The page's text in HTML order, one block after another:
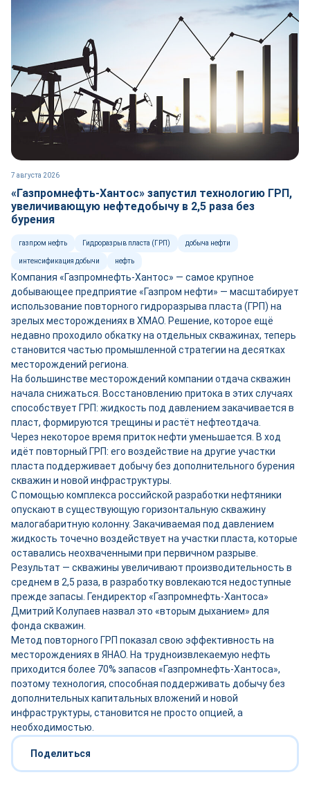
7 августа 2026
«Газпромнефть-Хантос» запустил технологию ГРП,
увеличивающую нефтедобычу в 2,5 раза без
бурения
газпром нефть Гидроразрыв пласта (ГРП) добыча нефти
интенсификация добычи нефть
Компания «Газпромнефть-Хантос» — самое крупное
добывающее предприятие «Газпром нефти» — масштабирует
использование повторного гидроразрыва пласта (ГРП) на
зрелых месторождениях в ХМАО. Решение, которое ещё
недавно проходило обкатку на отдельных скважинах, теперь
становится частью промышленной стратегии на десятках
месторождений региона.
На большинстве месторождений компании отдача скважин
начала снижаться. Восстановлению притока в этих случаях
способствует ГРП: жидкость под давлением закачивается в
пласт, формируются трещины и растёт нефтеотдача.
Через некоторое время приток нефти уменьшается. В ход
идёт повторный ГРП: его воздействие на другие участки
пласта поддерживает добычу без дополнительного бурения
скважин и новой инфраструктуры.
С помощью комплекса российской разработки нефтяники
опускают в существующую горизонтальную скважину
малогабаритную колонну. Закачиваемая под давлением
жидкость точечно воздействует на участки пласта, которые
оставались неохваченными при первичном разрыве.
Результат — скважины увеличивают производительность в
среднем в 2,5 раза, в разработку вовлекаются недоступные
прежде запасы. Гендиректор «Газпромнефть-Хантоса»
Дмитрий Колупаев назвал это «вторым дыханием» для
фонда скважин.
Метод повторного ГРП показал свою эффективность на
месторождениях в ЯНАО. На трудноизвлекаемую нефть
приходится более 70% запасов «Газпромнефть-Хантоса»,
поэтому технология, способная поддерживать добычу без
дополнительных капитальных вложений и новой
инфраструктуры, становится не просто опцией, а
необходимостью.
Поделиться